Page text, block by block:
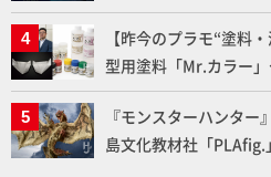
Prime Videoで国内独
【昨今のプラモ“塗料
型用塗料「Mr.カラー
クレオス」が語るラッ
『モンスターハンタ
島文化教材社「